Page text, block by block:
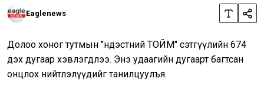
Eaglenews
Долоо хоног тутмын "Үндэстний ТОЙМ" сэтгүүлийн 674
дэх дугаар хэвлэгдлээ. Энэ удаагийн дугаарт багтсан
онцлох нийтлэлүүдийг танилцуулъя.